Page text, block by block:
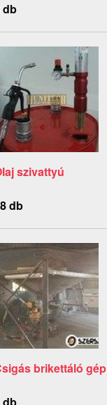
db
szivattyú
db
brikettáló gép